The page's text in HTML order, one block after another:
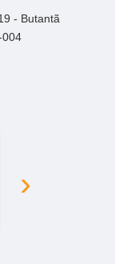
- Butantã
004
›